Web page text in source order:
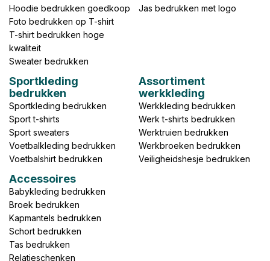
Hoodie bedrukken goedkoop
Foto bedrukken op T-shirt
T-shirt bedrukken hoge
kwaliteit
Sweater bedrukken
Jas bedrukken met logo
Sportkleding
bedrukken
Sportkleding bedrukken
Sport t-shirts
Sport sweaters
Voetbalkleding bedrukken
Voetbalshirt bedrukken
Assortiment
werkkleding
Werkkleding bedrukken
Werk t-shirts bedrukken
Werktruien bedrukken
Werkbroeken bedrukken
Veiligheidshesje bedrukken
Accessoires
Babykleding bedrukken
Broek bedrukken
Kapmantels bedrukken
Schort bedrukken
Tas bedrukken
Relatieschenken